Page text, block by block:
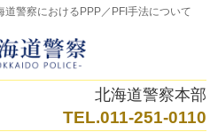
道警察におけるPPP／PFI手法について
北海道警察本部
TEL.011-251-0110